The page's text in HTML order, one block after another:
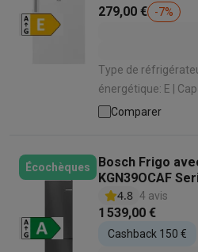
279,00 €
-7%
Type de réfrigérateur:
énergétique: E | Capacité totale: 120 L |
Système de
Comparer
Écochèques
Bosch Frigo
KGN39OCAF
203 CM
4.8 4 avis
1 539,00 €
Cashback 150 €